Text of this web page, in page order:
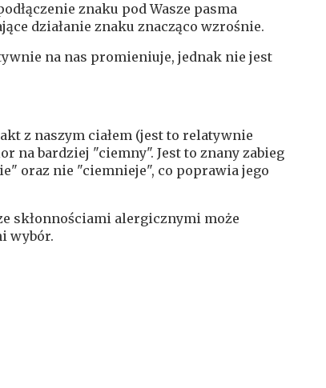
znaku pod Wasze pasma
działanie znaku znacząco wzrośnie.
na nas promieniuje, jednak nie jest
z naszym ciałem (jest to relatywnie
na bardziej "ciemny". Jest to znany zabieg
oraz nie "ciemnieje", co poprawia jego
skłonnościami alergicznymi może
wybór.